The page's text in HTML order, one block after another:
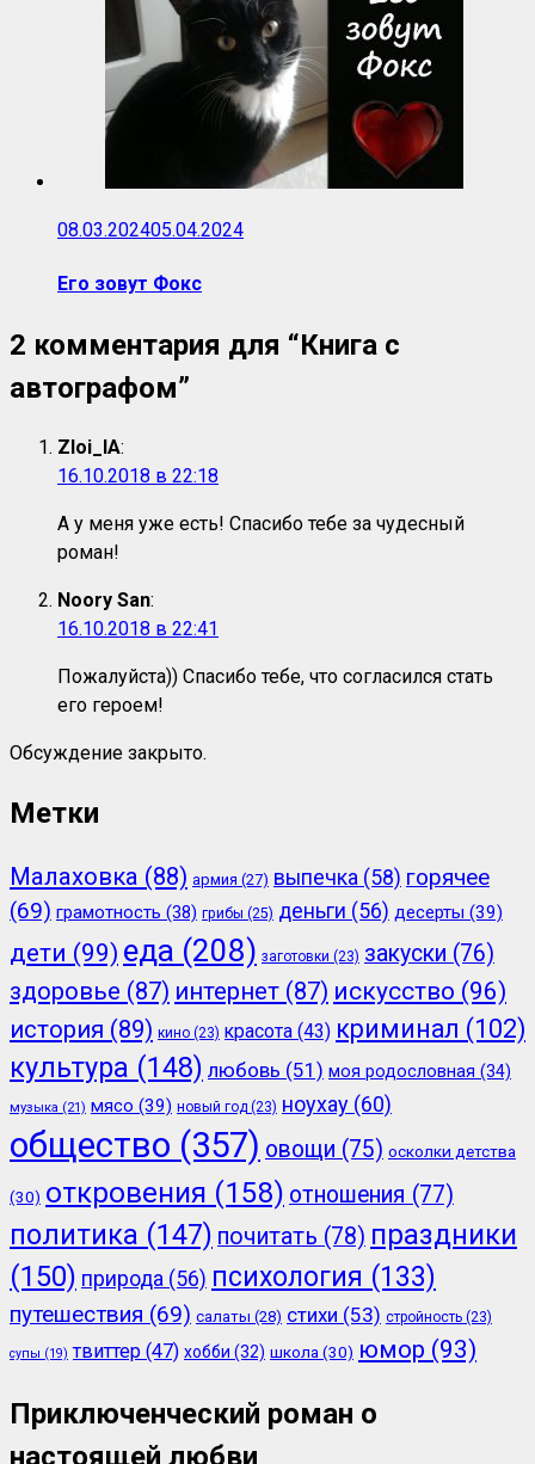
08.03.202405.04.2024
Его зовут Фокс
2 комментария для “Книга с
автографом”
Zloi_IA:
16.10.2018 в 22:18
А у меня уже есть! Спасибо тебе за чудесный
роман!
Noory San:
16.10.2018 в 22:41
Пожалуйста)) Спасибо тебе, что согласился стать
его героем!
Обсуждение закрыто.
Метки
Малаховка (88) армия (27) выпечка (58) горячее
(69) грамотность (38) грибы (25) деньги (56) десерты (39)
дети (99) еда (208) заготовки (23) закуски (76)
здоровье (87) интернет (87) искусство (96)
история (89) кино (23) красота (43) криминал (102)
культура (148) любовь (51) моя родословная (34)
музыка (21) мясо (39) новый год (23) ноухау (60)
общество (357) овощи (75) осколки детства
(30) откровения (158) отношения (77)
политика (147) почитать (78) праздники
(150) природа (56) психология (133)
путешествия (69) салаты (28) стихи (53) стройность (23)
супы (19) твиттер (47) хобби (32) школа (30) юмор (93)
Приключенческий роман о
настоящей любви